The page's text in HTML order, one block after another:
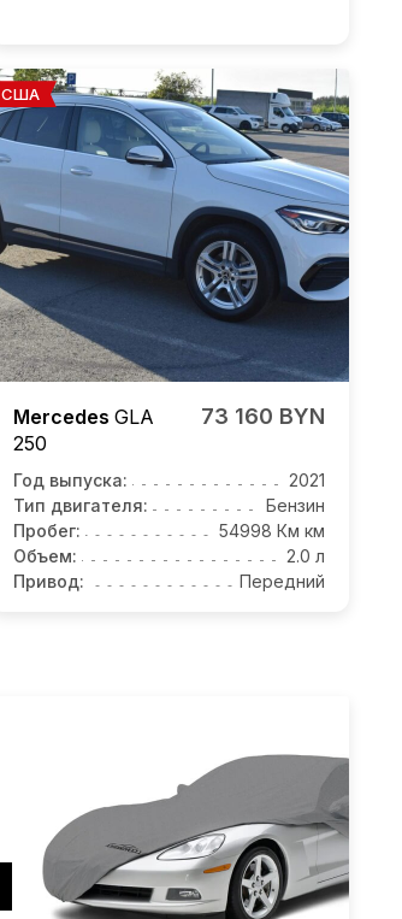
США
Mercedes GLA
250
73 160 BYN
Год выпуска:
2021
Тип двигателя:
Бензин
Пробег:
54998 Км км
Объем:
2.0 л
Привод:
Передний